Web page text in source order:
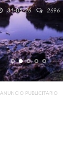
18-05-26 3338
ANUNCIO PUBLICITARIO